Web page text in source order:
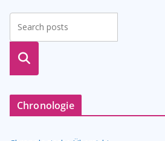
suche
Chronologie